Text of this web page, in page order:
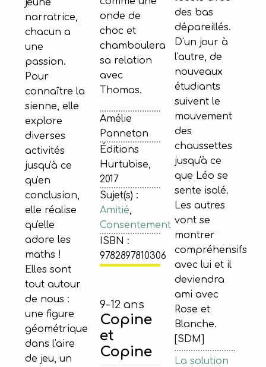
onde de
choc et
chamboulera
sa relation
avec
Thomas.
Amélie
Panneton
Éditions
Hurtubise,
2017
Sujet(s) :
Amitié,
Consentement
ISBN :
9782897810306
jeune
narratrice,
chacun a
une
passion.
Pour
connaître la
sienne, elle
explore
diverses
activités
jusqu'à ce
qu'en
conclusion,
elle réalise
qu'elle
adore les
maths !
Elles sont
tout autour
de nous :
une figure
géométrique
dans l'aire
de jeu, un
9-12 ans
Copine
et
Copine
des bas
dépareillés.
D'un jour à
l'autre, de
nouveaux
étudiants
suivent le
mouvement
des
chaussettes
jusqu'à ce
que Léo se
sente isolé.
Les autres
vont se
montrer
compréhensifs
avec lui et il
deviendra
ami avec
Rose et
Blanche.
[SDM]
La solution